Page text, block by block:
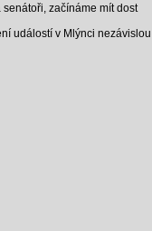
začínáme mít dost
událostí v Mlýnci nezávislou